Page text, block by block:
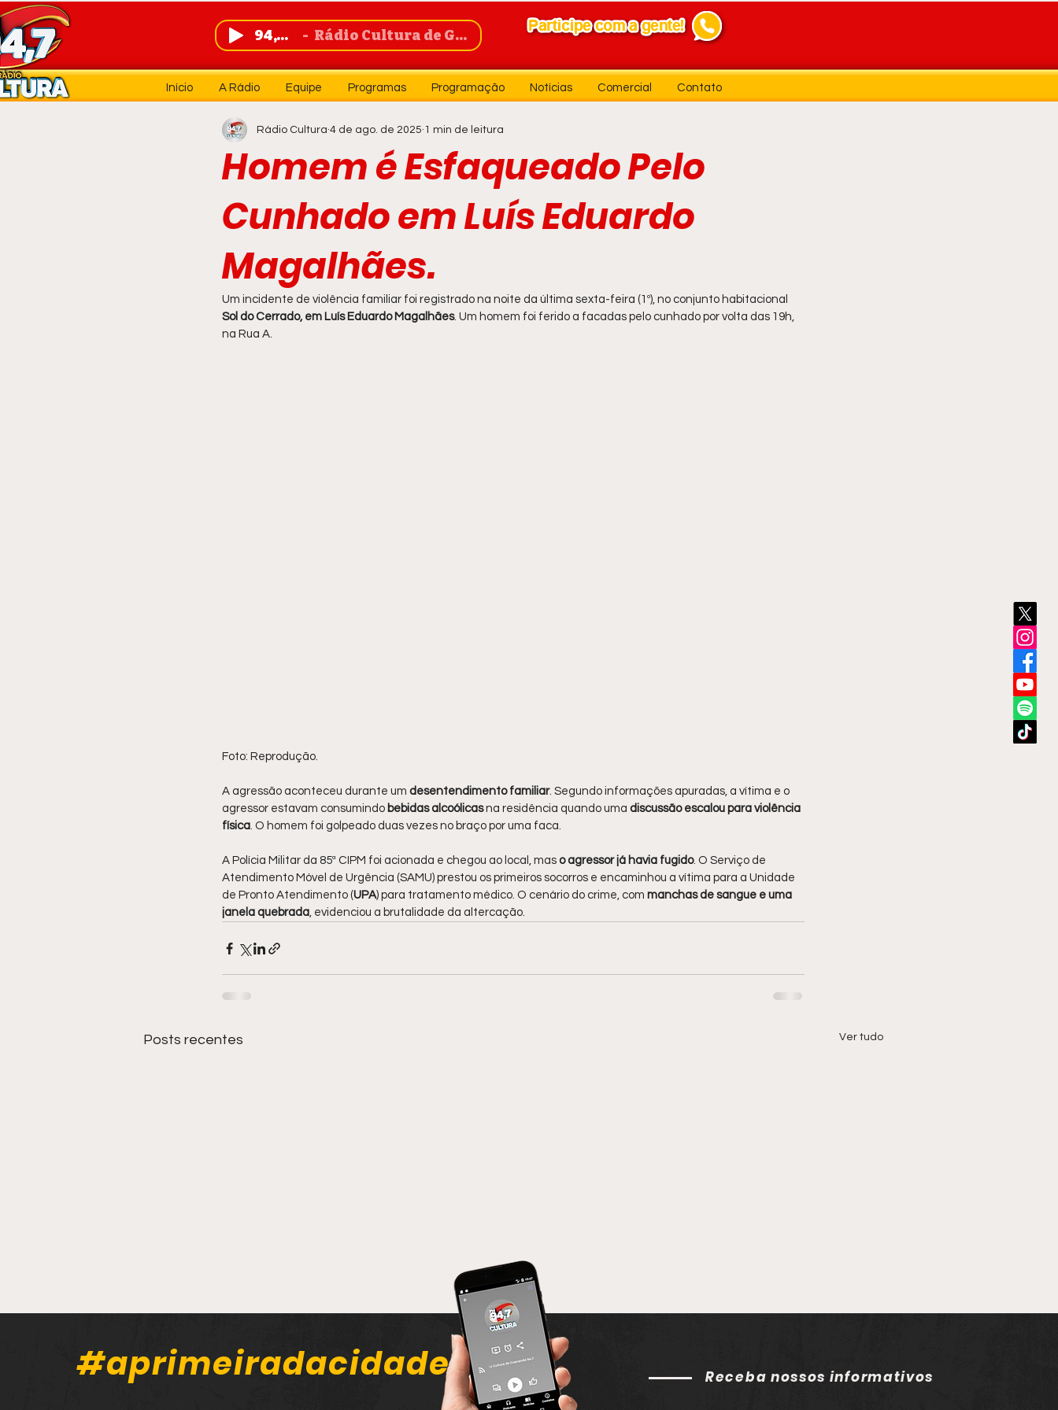
94,7 FM Rádio Cultura de Guanambi
Início A Rádio Equipe Programas Programação Notícias Comercial Contato
Homem é Esfaqueado Pelo
Cunhado em Luís Eduardo
Magalhães.
Rádio Cultura 4 de ago. de 2025 1 min de leitura
Um incidente de violência familiar foi registrado na noite da última sexta-feira (1º), no conjunto habitacional
Sol do Cerrado, em Luís Eduardo Magalhães. Um homem foi ferido a facadas pelo cunhado por volta das 19h,
na Rua A.
Foto: Reprodução.
A agressão aconteceu durante um desentendimento familiar. Segundo informações apuradas, a vítima e o
agressor estavam consumindo bebidas alcoólicas na residência quando uma discussão escalou para violência
física. O homem foi golpeado duas vezes no braço por uma faca.
A Polícia Militar da 85ª CIPM foi acionada e chegou ao local, mas o agressor já havia fugido. O Serviço de
Atendimento Móvel de Urgência (SAMU) prestou os primeiros socorros e encaminhou a vítima para a Unidade
de Pronto Atendimento (UPA) para tratamento médico. O cenário do crime, com manchas de sangue e uma
janela quebrada, evidenciou a brutalidade da altercação.
Posts recentes Ver tudo
#aprimeiradacidade Receba nossos informativos